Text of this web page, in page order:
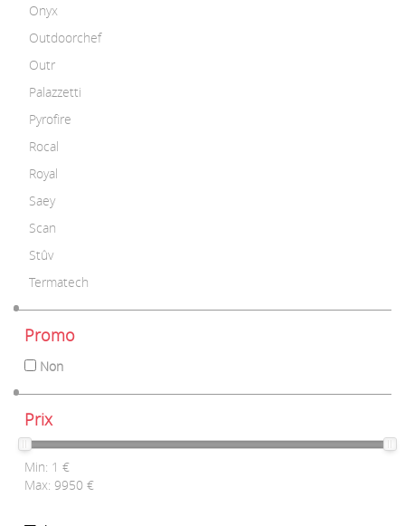
Onyx
Outdoorchef
Outr
Palazzetti
Pyrofire
Rocal
Royal
Saey
Scan
Stûv
Termatech
Promo
Non
Prix
Min: 1 €
Max: 9950 €